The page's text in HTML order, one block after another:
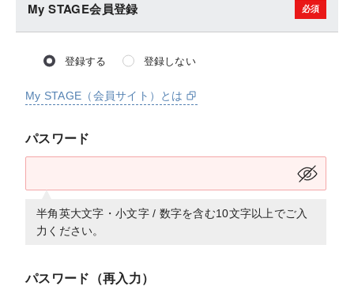
My STAGE会員登録
登録する 登録しない
My STAGE（会員サイト）とは
パスワード
半角英大文字・小文字 / 数字を含む10文字以上でご入
力ください。
パスワード（再入力）